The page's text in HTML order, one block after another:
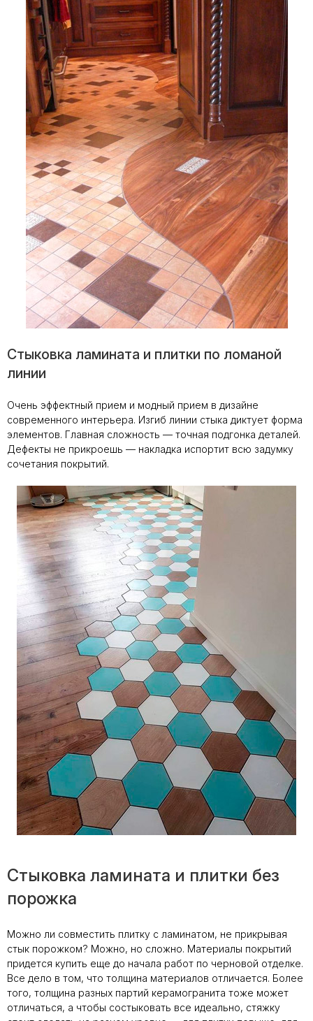
Стыковка ламината и плитки по ломаной
линии
Очень эффектный прием и модный прием в дизайне
современного интерьера. Изгиб линии стыка диктует форма
элементов. Главная сложность — точная подгонка деталей.
Дефекты не прикроешь — накладка испортит всю задумку
сочетания покрытий.
Стыковка ламината и плитки без
порожка
Можно ли совместить плитку с ламинатом, не прикрывая
стык порожком? Можно, но сложно. Материалы покрытий
придется купить еще до начала работ по черновой отделке.
Все дело в том, что толщина материалов отличается. Более
того, толщина разных партий керамогранита тоже может
отличаться, а чтобы состыковать все идеально, стяжку